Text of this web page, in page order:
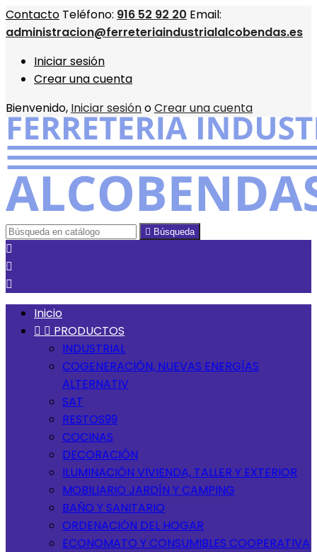
Contacto Teléfono: 916 52 92 20 Email:
administracion@ferreteriaindustrialalcobendas.es
Iniciar sesión
Crear una cuenta
Bienvenido, Iniciar sesiónoCrear una cuenta
 Búsqueda



Inicio
  PRODUCTOS
INDUSTRIAL
COGENERACIÓN, NUEVAS ENERGÍAS
ALTERNATIV
SAT
RESTOS99
COCINAS
DECORACIÓN
ILUMINACIÓN VIVIENDA, TALLER Y EXTERIOR
MOBILIARIO JARDÍN Y CAMPING
BAÑO Y SANITARIO
ORDENACIÓN DEL HOGAR
ECONOMATO Y CONSUMIBLES COOPERATIVA